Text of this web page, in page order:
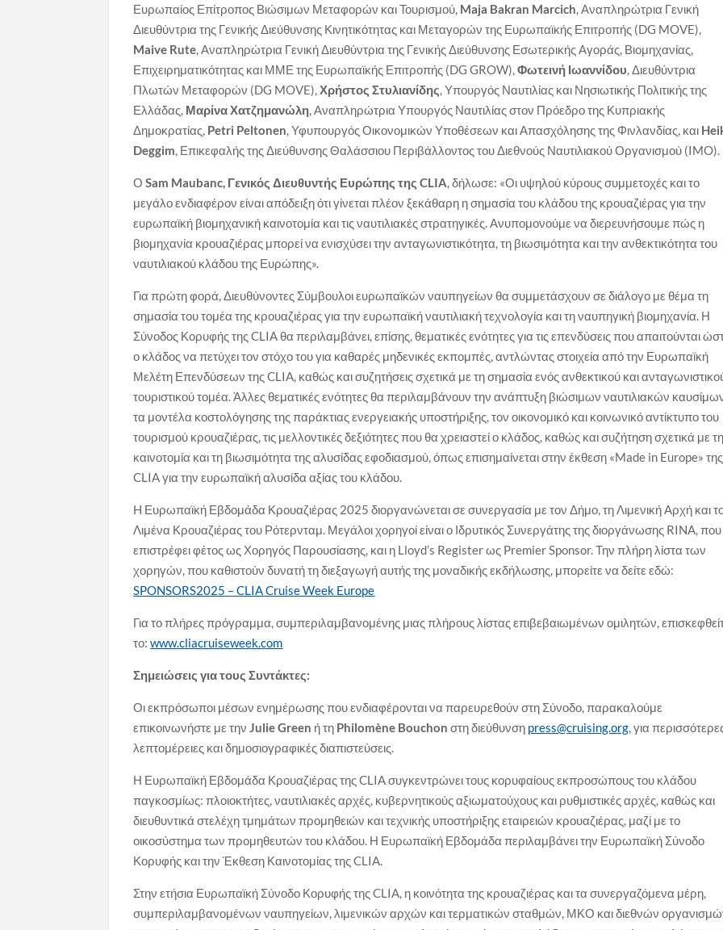
Ευρωπαίος Επίτροπος Βιώσιμων Μεταφορών και Τουρισμού, Maja Bakran Marcich, Αναπληρώτρια Γενική
Διευθύντρια της Γενικής Διεύθυνσης Κινητικότητας και Μεταγορών της Ευρωπαϊκής Επιτροπής (DG MOVE),
Maive Rute, Αναπληρώτρια Γενική Διευθύντρια της Γενικής Διεύθυνσης Εσωτερικής Αγοράς, Βιομηχανίας,
Επιχειρηματικότητας και ΜΜΕ της Ευρωπαϊκής Επιτροπής (DG GROW),Φωτεινή Ιωαννίδου, Διευθύντρια
Πλωτών Μεταφορών (DG MOVE),Χρήστος Στυλιανίδης, Υπουργός Ναυτιλίας και Νησιωτικής Πολιτικής της
Ελλάδας, Μαρίνα Χατζημανώλη, Αναπληρώτρια Υπουργός Ναυτιλίας στον Πρόεδρο της Κυπριακής
Δημοκρατίας, Petri Peltonen, Υφυπουργός Οικονομικών Υποθέσεων και Απασχόλησης της Φινλανδίας, και
Deggim, Επικεφαλής της Διεύθυνσης Θαλάσσιου Περιβάλλοντος του Διεθνούς Ναυτιλιακού Οργανισμού (IMO).
ΟSam Maubanc, Γενικός Διευθυντής Ευρώπης της CLIA, δήλωσε: «Οι υψηλού κύρους συμμετοχές και το
μεγάλο ενδιαφέρον είναι απόδειξη ότι γίνεται πλέον ξεκάθαρη η σημασία του κλάδου της κρουαζιέρας για την
ευρωπαϊκή βιομηχανική καινοτομία και τις ναυτιλιακές στρατηγικές. Ανυπομονούμε να διερευνήσουμε πώς η
βιομηχανία κρουαζιέρας μπορεί να ενισχύσει την ανταγωνιστικότητα, τη βιωσιμότητα και την ανθεκτικότητα του
ναυτιλιακού κλάδου της Ευρώπης».
Για πρώτη φορά, Διευθύνοντες Σύμβουλοι ευρωπαϊκών ναυπηγείων θα συμμετάσχουν σε διάλογο με θέμα τη
σημασία του τομέα της κρουαζιέρας για την ευρωπαϊκή ναυτιλιακή τεχνολογία και τη ναυπηγική βιομηχανία. Η
Σύνοδος Κορυφής της CLIA θα περιλαμβάνει, επίσης, θεματικές ενότητες για τις επενδύσεις που απαιτούνται
ο κλάδος να πετύχει τον στόχο του για καθαρές μηδενικές εκπομπές, αντλώντας στοιχεία από την Ευρωπαϊκή
Μελέτη Επενδύσεων της CLIA, καθώς και συζητήσεις σχετικά με τη σημασία ενός ανθεκτικού και
τουριστικού τομέα. Άλλες θεματικές ενότητες θα περιλαμβάνουν την ανάπτυξη βιώσιμων ναυτιλιακών
τα μοντέλα κοστολόγησης της παράκτιας ενεργειακής υποστήριξης, τον οικονομικό και κοινωνικό αντίκτυπο του
τουρισμού κρουαζιέρας, τις μελλοντικές δεξιότητες που θα χρειαστεί ο κλάδος, καθώς και συζήτηση σχετικά με
καινοτομία και τη βιωσιμότητα της αλυσίδας εφοδιασμού, όπως επισημαίνεται στην έκθεση «Made in Europe» της
CLIA για την ευρωπαϊκή αλυσίδα αξίας του κλάδου.
H Ευρωπαϊκή Εβδομάδα Κρουαζιέρας 2025 διοργανώνεται σε συνεργασία με τον Δήμο, τη Λιμενική Αρχή και
Λιμένα Κρουαζιέρας του Ρότερνταμ. Μεγάλοι χορηγοί είναι ο Ιδρυτικός Συνεργάτης της διοργάνωσης RINA, που
επιστρέφει φέτος ως Χορηγός Παρουσίασης, και η Lloyd’s Register ως Premier Sponsor. Την πλήρη λίστα των
χορηγών, που καθιστούν δυνατή τη διεξαγωγή αυτής της μοναδικής εκδήλωσης, μπορείτε να δείτε εδώ:
SPONSORS2025 –CLIACruiseWeek Europe
Για το πλήρες πρόγραμμα, συμπεριλαμβανομένης μιας πλήρους λίστας επιβεβαιωμένων ομιλητών,
το:www.cliacruiseweek.com
Σημειώσεις για τους Συντάκτες:
Οι εκπρόσωποι μέσων ενημέρωσης που ενδιαφέρονται να παρευρεθούν στη Σύνοδο, παρακαλούμε
επικοινωνήστε με τηνJulie Green ή τη Philomène Bouchon στη διεύθυνση press@cruising.org, για
λεπτομέρειες και δημοσιογραφικές διαπιστεύσεις.
Η Ευρωπαϊκή Εβδομάδα Κρουαζιέρας της CLIA συγκεντρώνει τους κορυφαίους εκπροσώπους του κλάδου
παγκοσμίως: πλοιοκτήτες, ναυτιλιακές αρχές, κυβερνητικούς αξιωματούχους και ρυθμιστικές αρχές, καθώς και
διευθυντικά στελέχη τμημάτων προμηθειών και τεχνικής υποστήριξης εταιρειών κρουαζιέρας, μαζί με το
οικοσύστημα των προμηθευτών του κλάδου. Η Ευρωπαϊκή Εβδομάδα περιλαμβάνει την Ευρωπαϊκή Σύνοδο
Κορυφής και την Έκθεση Καινοτομίας της CLIA.
Στην ετήσια Ευρωπαϊκή Σύνοδο Κορυφής της CLIA, η κοινότητα της κρουαζιέρας και τα συνεργαζόμενα μέρη,
συμπεριλαμβανομένων ναυπηγείων, λιμενικών αρχών και τερματικών σταθμών, ΜΚΟ και διεθνών